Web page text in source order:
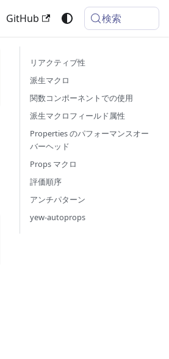
GitHub 検索
リアクティブ性
派生マクロ
関数コンポーネントでの使用
派生マクロフィールド属性
Properties のパフォーマンスオー
バーヘッド
Props マクロ
評価順序
アンチパターン
yew-autoprops